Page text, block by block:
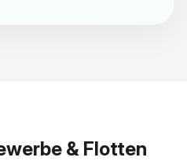
& Flotten